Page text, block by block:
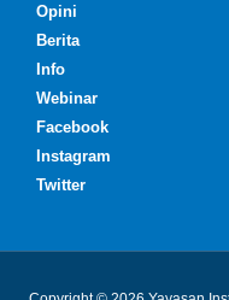
Opini
Berita
Info
Webinar
Facebook
Instagram
Twitter